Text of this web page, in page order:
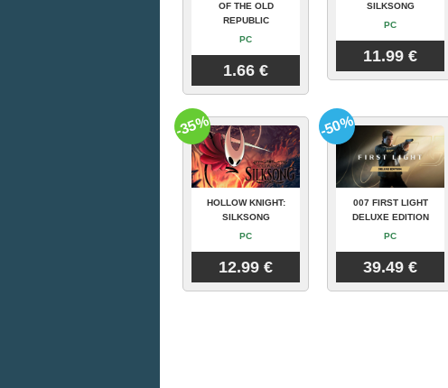
OF THE OLD
REPUBLIC
PC
1.66 €
SILKSONG
PC
11.99 €
HOLLOW KNIGHT:
SILKSONG
PC
12.99 €
-35%
007 FIRST LIGHT
DELUXE EDITION
PC
39.49 €
-50%